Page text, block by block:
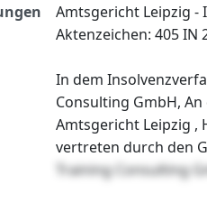
Amtsgericht Leipzig -
Aktenzeichen: 405 IN
In dem
Consulting GmbH,
Amtsgericht Leipzig ,
vertreten durch den
Training Consulting